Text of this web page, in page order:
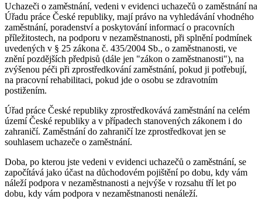
Uchazeči o zaměstnání, vedeni v evidenci uchazečů o zaměstnání na
Úřadu práce České republiky, mají právo na vyhledávání vhodného
zaměstnání, poradenství a poskytování informací o pracovních
příležitostech, na podporu v nezaměstnanosti, při splnění podmínek
uvedených v § 25 zákona č. 435/2004 Sb., o zaměstnanosti, ve
znění pozdějších předpisů (dále jen "zákon o zaměstnanosti"), na
zvýšenou péči při zprostředkování zaměstnání, pokud ji potřebují,
na pracovní rehabilitaci, pokud jde o osobu se zdravotním
postižením.
Úřad práce České republiky zprostředkovává zaměstnání na celém
území České republiky a v případech stanovených zákonem i do
zahraničí. Zaměstnání do zahraničí lze zprostředkovat jen se
souhlasem uchazeče o zaměstnání.
Doba, po kterou jste vedeni v evidenci uchazečů o zaměstnání, se
započítává jako účast na důchodovém pojištění po dobu, kdy vám
náleží podpora v nezaměstnanosti a nejvýše v rozsahu tří let po
dobu, kdy vám podpora v nezaměstnanosti nenáleží.